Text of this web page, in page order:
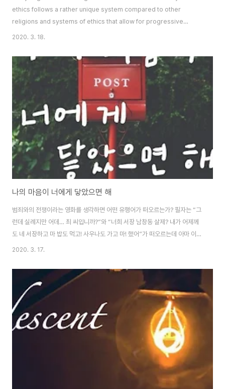
ethics follows a rather unique system compared to other
religions and systems of ethics that allow for progressive
thought with a dynamically changing set of ethics called
The end goal to reach the highest ideal of liberation where one
is freed from the cycle of reincarna..
2020. 3. 18.
나의 마음이 너에게 닿았으면 해
범죄와의 전쟁이라는 영화를 생각하면 어떤 유행어가 떠오르는가? 필자는 “그
런데 실례지만 어데… 최 씨입니까?”와 “너희 서장 남창동 살제? 내가 어제께
도 네 서장하고 마 밥도 먹고! 사우나도 가고 마! 했어”가 떠오르는데 아마 이
두 문장이 나 자신을 아주 잘 설명해줘서가 아닐까 싶다. 아 물론 어디 아무개
람을 만나도 접점을 찾기가 쉬운 편이라고나 할까? 어디 한 군데에 진득하고 얌
전하게 붙어있을 팔자가 아니었는지 나는 정착이라는 것을 해본 적이 거의 없
었고 그럼과 동시에 새로운 사람들을 꾸준히 만나왔다. 그래서 그런지 어딜 가
더라도, 그리고 누굴 만나더라도 “아 나도 거기 가봤는데!”나 “아 나도 거기에
누구 아는데!”라는 ..
2020. 3. 17.